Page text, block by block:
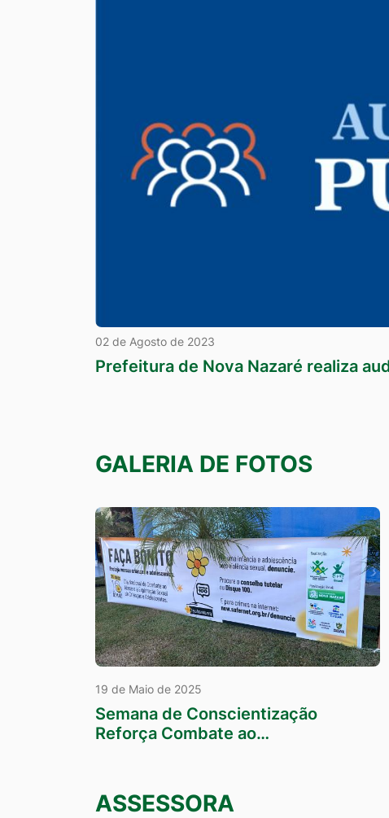
02 de Agosto de 2023
Prefeitura de Nova Nazaré realiza
GALERIA DE FOTOS
19 de Maio de 2025
Semana de Conscientização
Reforça Combate ao…
ASSESSORA